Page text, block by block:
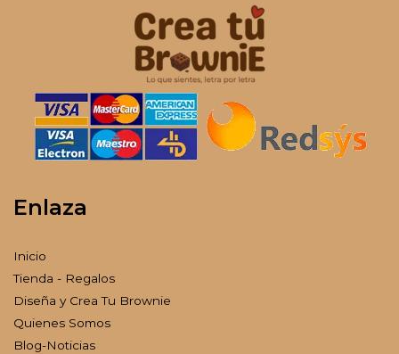
Enlaza
Inicio
Tienda - Regalos
Diseña y Crea Tu Brownie
Quienes Somos
Blog-Noticias